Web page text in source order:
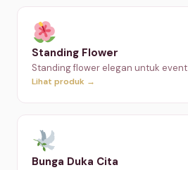
Standing Flower
Standing flower elegan untuk event
Lihat produk →
Bunga Duka Cita